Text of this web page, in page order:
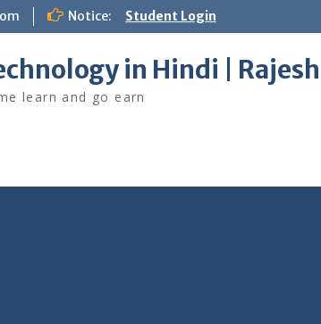
Notice: Student Login
in Hindi |
learn and go earn